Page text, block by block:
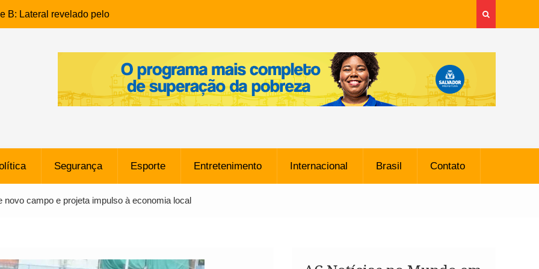
B: Lateral revelado pelo
do Novorizontino de
policial na Bahia prende 14
ligada a ‘Zói de Gato’, do
Freitas: Homem é
bairro Caji
Criminal: Influenciadora
Dívida de R$ 80 Milhões
Segurança Esporte Entretenimento Internacional Brasil Contato
novo campo e projeta impulso à economia local